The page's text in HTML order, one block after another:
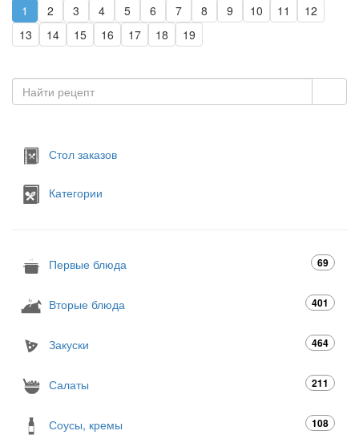
1 2 3 4 5 6 7 8 9 10 11
12
13
14 15 16 17 18 19
Стол заказов
Категории
Первые блюда 69
Вторые блюда 401
Закуски 464
Салаты 211
Соусы, кремы 108